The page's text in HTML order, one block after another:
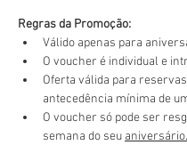
Regras da Promoção:
Válido apenas para
O voucher é individual e
Oferta válida para
antecedência mínima de
O voucher só pode ser
semana do seu aniversário.